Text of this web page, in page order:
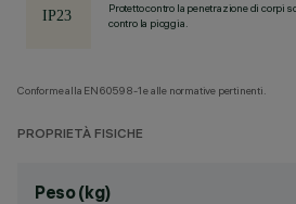
Protetto contro la penetrazione di corpi
contro la pioggia.
Conforme alla EN60598-1 e alle normative pertinenti.
PROPRIETÀ FISICHE
Peso (kg)